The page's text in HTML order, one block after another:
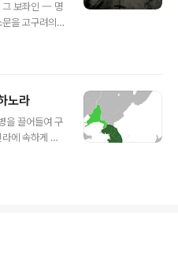
그 보좌인 一 명
을 고구려의
다. 고구려 백
이하 수십 개
성충 같은 이는
그러면 김유신
같다.... 그러
노라
을 끌어들여 구
에 속하게 하
는 하지만 그
을 한탄하며
에 보이는 한